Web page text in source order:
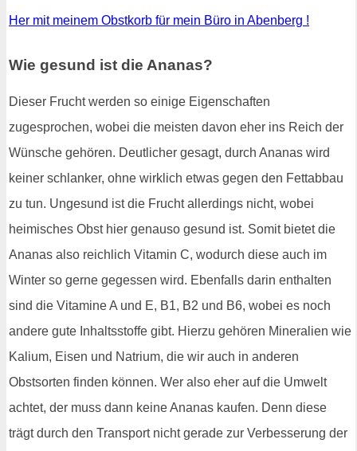
Her mit meinem Obstkorb für mein Büro in Abenberg !
Wie gesund ist die Ananas?
Dieser Frucht werden so einige Eigenschaften
zugesprochen, wobei die meisten davon eher ins Reich der
Wünsche gehören. Deutlicher gesagt, durch Ananas wird
keiner schlanker, ohne wirklich etwas gegen den Fettabbau
zu tun. Ungesund ist die Frucht allerdings nicht, wobei
heimisches Obst hier genauso gesund ist. Somit bietet die
Ananas also reichlich Vitamin C, wodurch diese auch im
Winter so gerne gegessen wird. Ebenfalls darin enthalten
sind die Vitamine A und E, B1, B2 und B6, wobei es noch
andere gute Inhaltsstoffe gibt. Hierzu gehören Mineralien wie
Kalium, Eisen und Natrium, die wir auch in anderen
Obstsorten finden können. Wer also eher auf die Umwelt
achtet, der muss dann keine Ananas kaufen. Denn diese
trägt durch den Transport nicht gerade zur Verbesserung der